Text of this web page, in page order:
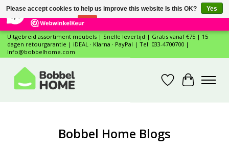
12 Reviews ×
Uitgebreid assortiment meubels | Snelle levertijd | Gratis vanaf €75 | 15
dagen retourgarantie | iDEAL · Klarna · PayPal | Tel: 033-4700700 |
Info@bobbelhome.com
WishlistCart
Bobbel Home Blogs
Please accept cookies to help us improve this website Is this OK?
Yes
No